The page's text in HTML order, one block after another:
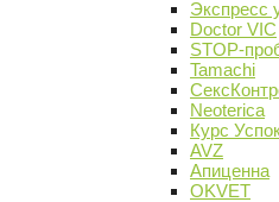
Экспресс
Doctor VIC
STOP-
Tamachi
Neoterica
Курс
AVZ
Апиценна
OKVET